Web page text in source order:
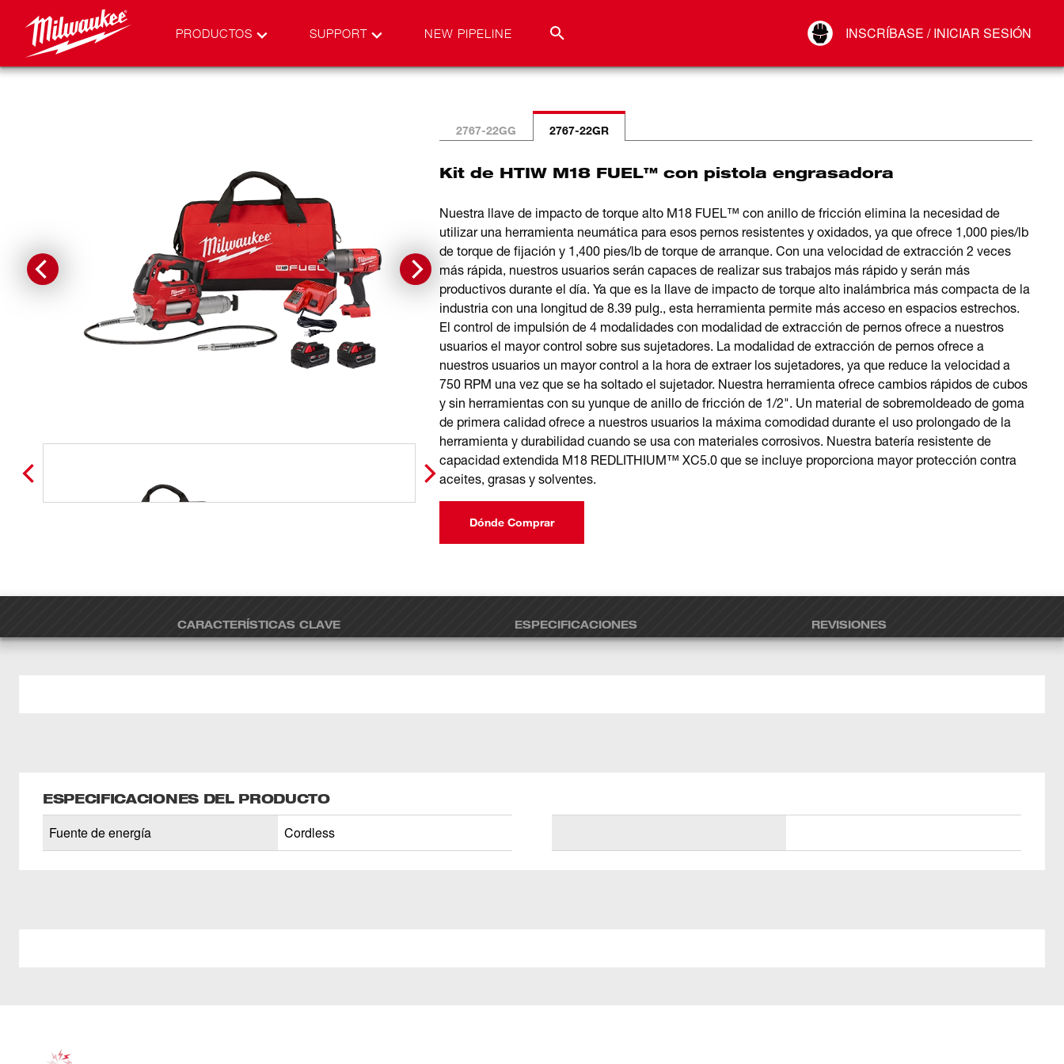
PRODUCTOS SUPPORT NEW PIPELINE INSCRÍBASE / INICIAR SESIÓN
Conectar
2767-22GG 2767-22GR
Kit de HTIW M18 FUEL™ con pistola engrasadora
Nuestra llave de impacto de torque alto M18 FUEL™ con anillo de fricción elimina la necesidad de
utilizar una herramienta neumática para esos pernos resistentes y oxidados, ya que ofrece 1,000 pies/lb
de torque de fijación y 1,400 pies/lb de torque de arranque. Con una velocidad de extracción 2 veces
más rápida, nuestros usuarios serán capaces de realizar sus trabajos más rápido y serán más
productivos durante el día. Ya que es la llave de impacto de torque alto inalámbrica más compacta de la
industria con una longitud de 8.39 pulg., esta herramienta permite más acceso en espacios estrechos.
El control de impulsión de 4 modalidades con modalidad de extracción de pernos ofrece a nuestros
usuarios el mayor control sobre sus sujetadores. La modalidad de extracción de pernos ofrece a
nuestros usuarios un mayor control a la hora de extraer los sujetadores, ya que reduce la velocidad a
750 RPM una vez que se ha soltado el sujetador. Nuestra herramienta ofrece cambios rápidos de cubos
y sin herramientas con su yunque de anillo de fricción de 1/2". Un material de sobremoldeado de goma
de primera calidad ofrece a nuestros usuarios la máxima comodidad durante el uso prolongado de la
herramienta y durabilidad cuando se usa con materiales corrosivos. Nuestra batería resistente de
capacidad extendida M18 REDLITHIUM™ XC5.0 que se incluye proporciona mayor protección contra
aceites, grasas y solventes.
Dónde Comprar
CARACTERÍSTICAS CLAVE ESPECIFICACIONES REVISIONES
ESPECIFICACIONES DEL PRODUCTO
Fuente de energía Cordless